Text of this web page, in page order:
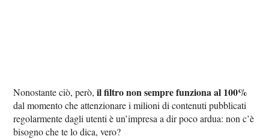
Nonostante ciò, però,il filtro non sempre funziona al 100%
dal momento che attenzionare i milioni di contenuti pubblicati
regolarmente dagli utenti è un’impresa a dir poco ardua: non c’è
bisogno che te lo dica, vero?